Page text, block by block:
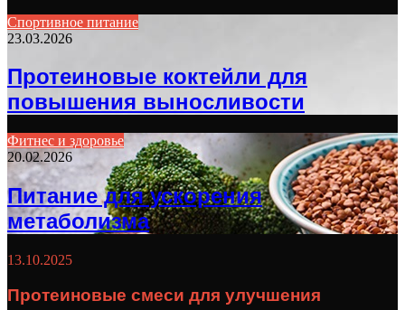
Спортивное питание
23.03.2026
Протеиновые коктейли для
повышения выносливости
Фитнес и здоровье
20.02.2026
Питание для ускорения
метаболизма
13.10.2025
Протеиновые смеси для улучшения